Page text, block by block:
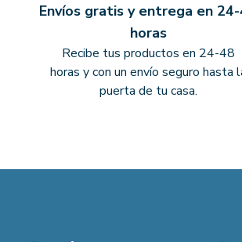
Envíos gratis y entrega en
horas
Recibe tus productos en 24-48
horas y con un envío seguro hasta
puerta de tu casa.